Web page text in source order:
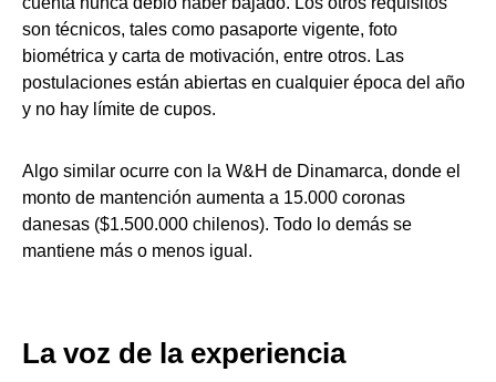
son técnicos, tales como pasaporte vigente, foto
biométrica y carta de motivación, entre otros. Las
postulaciones están abiertas en cualquier época del año
y no hay límite de cupos.
Algo similar ocurre con la W&H de Dinamarca, donde el
monto de mantención aumenta a 15.000 coronas
danesas ($1.500.000 chilenos). Todo lo demás se
mantiene más o menos igual.
La voz de la experiencia